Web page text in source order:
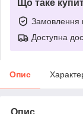
Що таке
Замовлення
Доступна
Опис
Опис